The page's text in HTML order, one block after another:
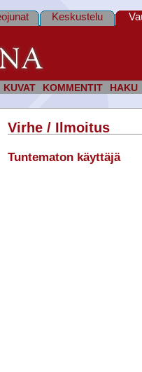
KUVAT KOMMENTIT HAKU
Keskustelu
Virhe / Ilmoitus
Tuntematon käyttäjä